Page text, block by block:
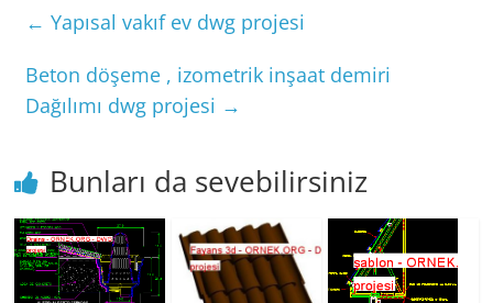
← Yapısal vakıf ev dwg projesi
Beton döşeme , izometrik inşaat demiri
Dağılımı dwg projesi →
Bunları da sevebilirsiniz